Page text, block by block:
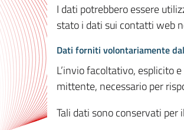
I dati potrebbero essere
stato i dati sui contatti web
Dati forniti volontariamente
L’invio facoltativo, esplicito
mittente, necessario per
Tali dati sono conservati